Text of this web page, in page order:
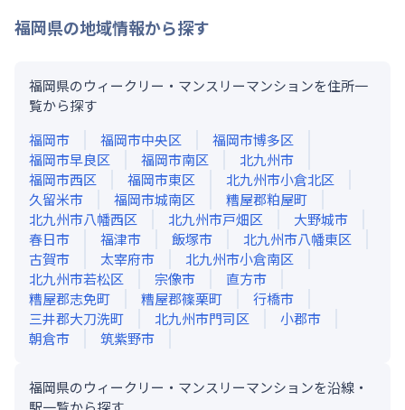
福岡県の地域情報から探す
福岡県のウィークリー・マンスリーマンションを住所一
覧から探す
福岡市
福岡市中央区
福岡市博多区
福岡市早良区
福岡市南区
北九州市
福岡市西区
福岡市東区
北九州市小倉北区
久留米市
福岡市城南区
糟屋郡粕屋町
北九州市八幡西区
北九州市戸畑区
大野城市
春日市
福津市 飯塚市
北九州市八幡東区
古賀市
太宰府市
北九州市小倉南区
北九州市若松区
宗像市
直方市
糟屋郡志免町
糟屋郡篠栗町
行橋市
三井郡大刀洗町
北九州市門司区
小郡市
朝倉市
筑紫野市
福岡県のウィークリー・マンスリーマンションを沿線・